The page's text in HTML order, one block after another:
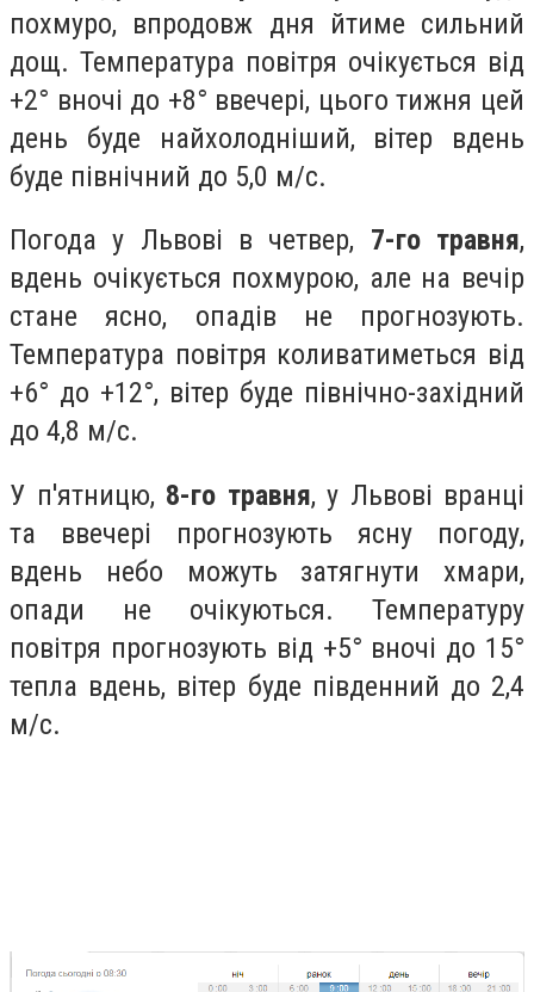
похмуро, впродовж дня йтиме сильний
дощ. Температура повітря очікується від
+2° вночі до +8° ввечері, цього тижня цей
день буде найхолодніший, вітер вдень
буде північний до 5,0 м/с.
Погода у Львові в четвер, 7-го травня,
вдень очікується похмурою, але на вечір
стане ясно, опадів не прогнозують.
Температура повітря коливатиметься від
+6° до +12°, вітер буде північно-західний
до 4,8 м/с.
У п'ятницю, 8-го травня, у Львові вранці
та ввечері прогнозують ясну погоду,
вдень небо можуть затягнути хмари,
опади не очікуються. Температуру
повітря прогнозують від +5° вночі до 15°
тепла вдень, вітер буде південний до 2,4
м/с.